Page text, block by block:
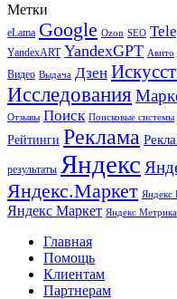
Метки
eLama Google Ozon SEO
YandexART YandexGPT Авито
Видео Выдача Дзен
Исследования
Отзывы Поиск Поисковые системы
Рейтинги Реклама
результаты Яндекс
Яндекс.Маркет Яндекс
Яндекс Маркет Яндекс Метрика
Главная
Помощь
Клиентам
Партнерам